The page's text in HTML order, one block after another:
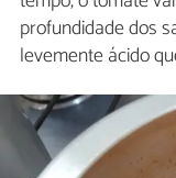
profundidade dos
levemente ácido